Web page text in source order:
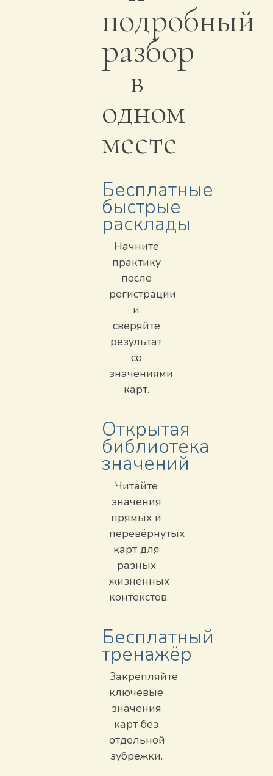
подробный
разбор
в
одном
месте
Бесплатные
быстрые
расклады
Начните
практику
после
регистрации
и
сверяйте
результат
со
значениями
карт.
Открытая
библиотека
значений
Читайте
значения
прямых и
перевёрнутых
карт для
разных
жизненных
контекстов.
Бесплатный
тренажёр
Закрепляйте
ключевые
значения
карт без
отдельной
зубрёжки.